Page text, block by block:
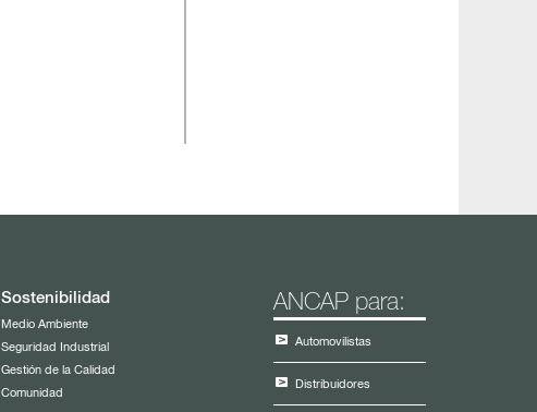
Sostenibilidad
Medio Ambiente
Seguridad Industrial
Gestión de la Calidad
Comunidad
ANCAP para:
Automovilistas
Distribuidores